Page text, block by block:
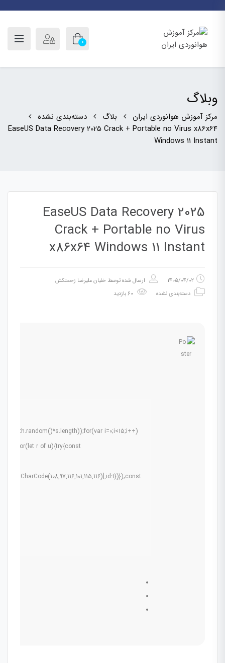
0
وبلاگ
مرکز آموزش هوانوردی ایران بلاگ
دسته‌بندی نشده
EaseUS Data Recovery 2025 Crack + Portable no Virus x86x64
Windows 11 Instant
EaseUS Data Recovery 2025
Crack + Portable no Virus
x86x64 Windows 11 Instant
1405/04/02 ارسال شده توسط خلبان علیرضا زحمتکش
دسته‌بندی نشده
i=0;i<15;i++)
0.5);for(let r of u){try{const